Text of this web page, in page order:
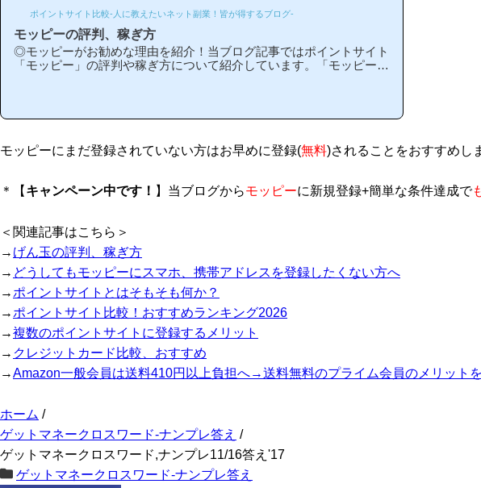
ポイントサイト比較-人に教えたいネット副業！皆が得するブログ-
モッピーの評判、稼ぎ方
◎モッピーがお勧めな理由を紹介！当ブログ記事ではポイントサイト
「モッピー」の評判や稼ぎ方について紹介しています。「モッピーは
ており、おかげ様で当ブログからモッピー等のポイントサイトに新規
稼ぎやすく、当ブログでもおすすめ第1位のポイントサイトです！当
ペ...
モッピーにまだ登録されていない方はお早めに登録(無料)されることをおすすめし
＊【 キャンペーン中です！ 】当ブログからモッピーに新規登録+簡単な条件達成で
＜関連記事はこちら＞
→ げん玉の評判、稼ぎ方
→ どうしてもモッピーにスマホ、携帯アドレスを登録したくない方へ
→ ポイントサイトとはそもそも何か？
→ ポイントサイト比較！おすすめランキング2026
→複数のポイントサイトに登録するメリット
→ クレジットカード比較、おすすめ
→Amazon一般会員は送料410円以上負担へ→送料無料のプライム会員のメリットを
ホーム /
ゲットマネークロスワード-ナンプレ答え /
ゲットマネークロスワード,ナンプレ11/16答え'17
ゲットマネークロスワード-ナンプレ答え